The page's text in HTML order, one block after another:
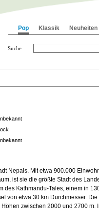
Nepals. Mit etwa 900.000
ist sie die größte Stadt des
des Kathmandu-Tales, einem in
von etwa 30 km Durchmesser. Die
zwischen 2000 und 2700 m.
Pop Klassik Neuheiten
Suche